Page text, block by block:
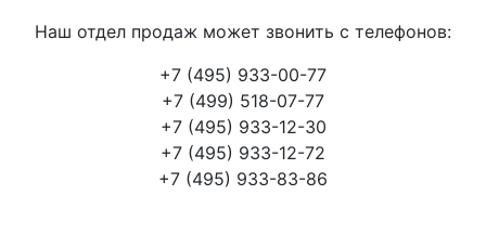
Наш отдел продаж может звонить с телефонов:
+7 (495) 933-00-77
+7 (499) 518-07-77
+7 (495) 933-12-30
+7 (495) 933-12-72
+7 (495) 933-83-86